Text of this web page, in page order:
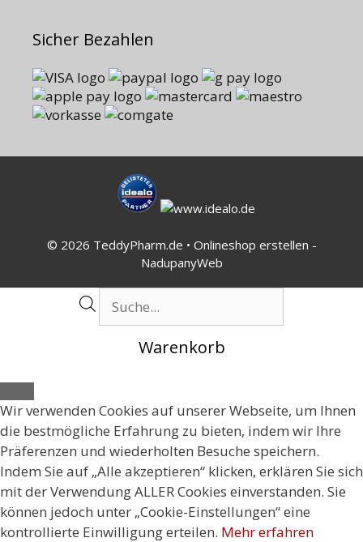
Sicher Bezahlen
© 2026 TeddyPharm.de • Onlineshop erstellen -
NadupanyWeb
search
Warenkorb
Close
Wir verwenden Cookies auf unserer Webseite, um Ihnen
die bestmögliche Erfahrung zu bieten, indem wir Ihre
Präferenzen und wiederholten Besuche speichern.
Indem Sie auf „Alle akzeptieren“ klicken, erklären Sie sich
mit der Verwendung ALLER Cookies einverstanden. Sie
können jedoch unter „Cookie-Einstellungen“ eine
kontrollierte Einwilligung erteilen. Mehr erfahren